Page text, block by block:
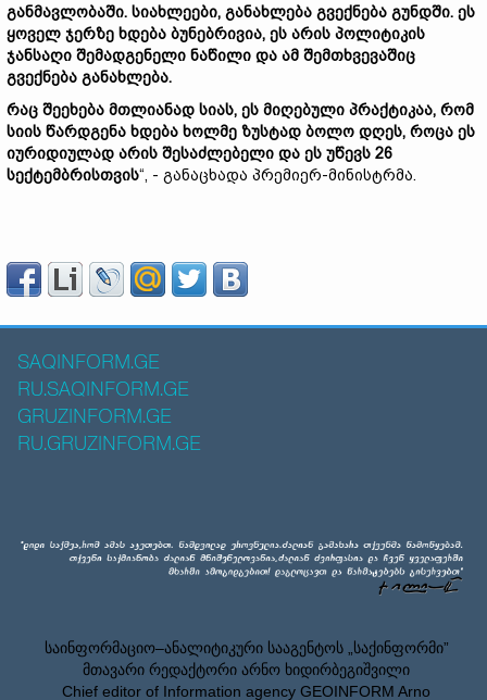
განმავლობაში. სიახლეები, განახლება გვექნება გუნდში. ეს
ყოველ ჯერზე ხდება ბუნებრივია, ეს არის პოლიტიკის
ჯანსაღი შემადგენელი ნაწილი და ამ შემთხვევაშიც
გვექნება განახლება.
რაც შეეხება მთლიანად სიას, ეს მიღებული პრაქტიკაა, რომ
სიის წარდგენა ხდება ხოლმე ზუსტად ბოლო დღეს, როცა ეს
იურიდიულად არის შესაძლებელი და ეს უწევს 26
სექტემბრისთვის“, - განაცხადა პრემიერ-მინისტრმა.
SAQINFORM.GE
RU.SAQINFORM.GE
GRUZINFORM.GE
RU.GRUZINFORM.GE
საინფორმაციო–ანალიტიკური სააგენტოს „საქინფორმი”
მთავარი რედაქტორი არნო ხიდირბეგიშვილი
Chief editor of Information agency GEOINFORM Arno